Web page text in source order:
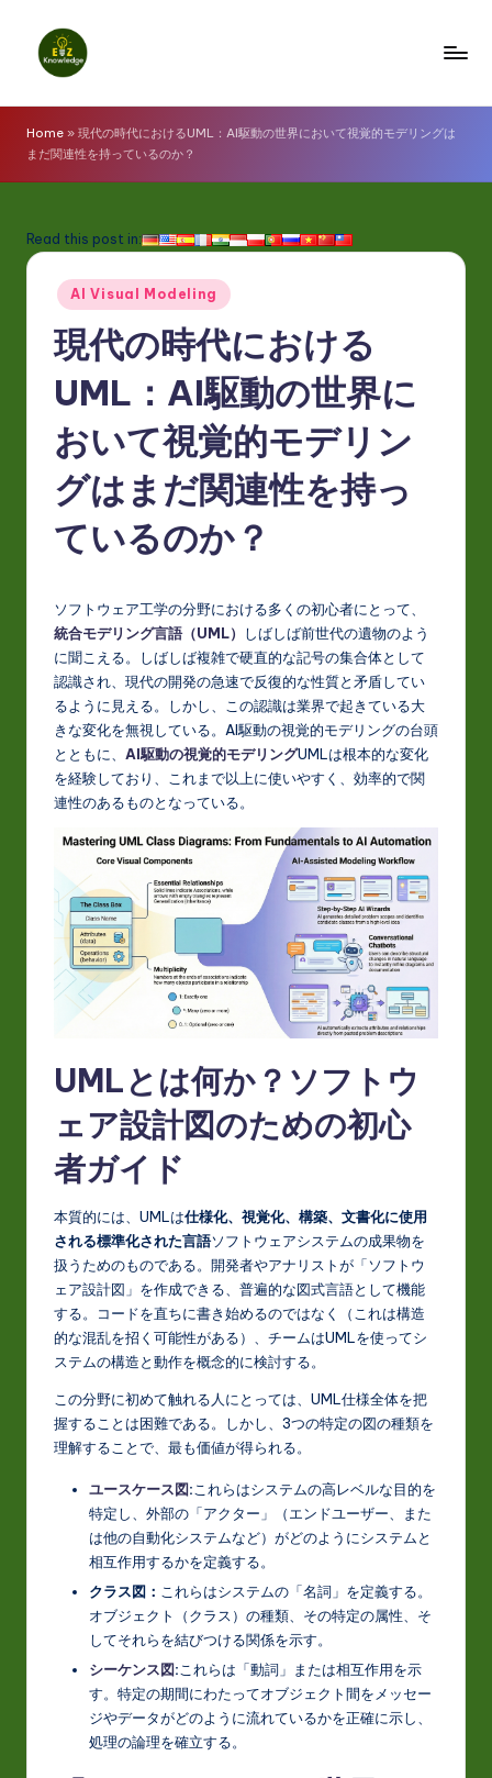
z
K
o
w
e
A
S
o
ft
w
In
Home » 現代の時代におけるUML：AI駆動の世界において視覚的モデリングは
まだ関連性を持っているのか？
Read this post in:
Posted
in
AI Visual Modeling
現代の時代における
UML：AI駆動の世界に
おいて視覚的モデリン
グはまだ関連性を持っ
ているのか？
ソフトウェア工学の分野における多くの初心者にとって、
統合モデリング言語（UML）
しばしば前世代の遺物のよう
に聞こえる。しばしば複雑で硬直的な記号の集合体として
認識され、現代の開発の急速で反復的な性質と矛盾してい
るように見える。しかし、この認識は業界で起きている大
きな変化を無視している。AI駆動の視覚的モデリングの台頭
とともに、 AI駆動の視覚的モデリングUMLは根本的な変化
を経験しており、これまで以上に使いやすく、効率的で関
連性のあるものとなっている。
UMLとは何か？ソフトウ
ェア設計図のための初心
者ガイド
本質的には、UMLは仕様化、視覚化、構築、文書化に使用
される標準化された言語ソフトウェアシステムの成果物を
扱うためのものである。開発者やアナリストが「ソフトウ
ェア設計図」を作成できる、普遍的な図式言語として機能
する。コードを直ちに書き始めるのではなく（これは構造
的な混乱を招く可能性がある）、チームはUMLを使ってシ
ステムの構造と動作を概念的に検討する。
この分野に初めて触れる人にとっては、UML仕様全体を把
握することは困難である。しかし、3つの特定の図の種類を
理解することで、最も価値が得られる。
ユースケース図: これらはシステムの高レベルな目的を
特定し、外部の「アクター」（エンドユーザー、また
は他の自動化システムなど）がどのようにシステムと
相互作用するかを定義する。
クラス図： これらはシステムの「名詞」を定義する。
オブジェクト（クラス）の種類、その特定の属性、そ
してそれらを結びつける関係を示す。
シーケンス図: これらは「動詞」または相互作用を示
す。特定の期間にわたってオブジェクト間をメッセー
ジやデータがどのように流れているかを正確に示し、
処理の論理を確立する。